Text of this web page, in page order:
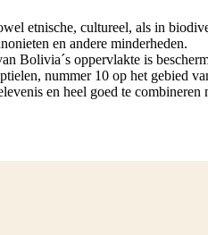
etnische, cultureel, als in
en andere minderheden.
Bolivia´s oppervlakte is
nummer 10 op het gebied
en heel goed te combineren